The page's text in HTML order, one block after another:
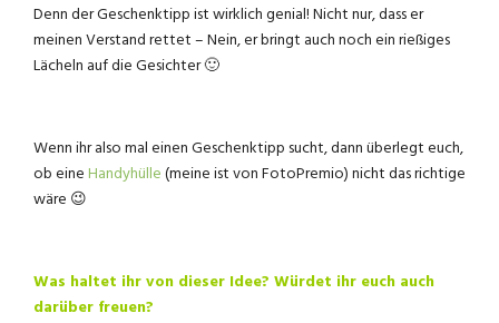
Denn der Geschenktipp ist wirklich genial! Nicht nur, dass er
meinen Verstand rettet – Nein, er bringt auch noch ein rießiges
Lächeln auf die Gesichter 🙂
Wenn ihr also mal einen Geschenktipp sucht, dann überlegt euch,
ob eineHandyhülle(meine ist von FotoPremio) nicht das richtige
wäre 😉
Was haltet ihr von dieser Idee? Würdet ihr euch auch
darüber freuen?